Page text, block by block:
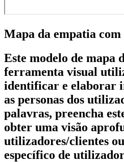
Mapa da empatia com
Este modelo de mapa
ferramenta visual
identificar e elaborar
as personas dos
palavras, preencha
obter uma visão
utilizadores/clientes
específico de